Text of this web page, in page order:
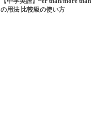
の用法 比較級の使い方